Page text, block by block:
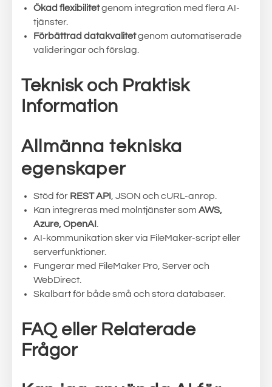
Ökad flexibilitetgenom integration med flera AI-
tjänster.
Förbättrad datakvalitetgenom automatiserade
valideringar och förslag.
Teknisk och Praktisk
Information
Allmänna tekniska
egenskaper
Stöd för REST API , JSON och cURL-anrop.
Kan integreras med molntjänster som AWS,
Azure, OpenAI
AI-kommunikation sker via FileMaker-script eller
serverfunktioner.
Fungerar med FileMaker Pro, Server och
WebDirect.
Skalbart för både små och stora databaser.
FAQ eller Relaterade
Frågor